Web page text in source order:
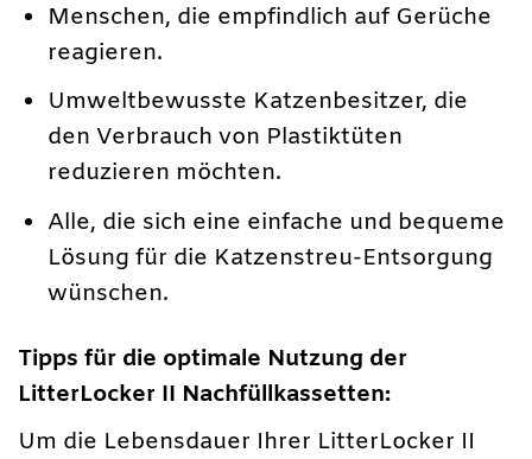
Menschen, die empfindlich auf Gerüche
reagieren.
Umweltbewusste Katzenbesitzer, die
den Verbrauch von Plastiktüten
reduzieren möchten.
Alle, die sich eine einfache und bequeme
Lösung für die Katzenstreu-Entsorgung
wünschen.
Tipps für die optimale Nutzung der
LitterLocker II Nachfüllkassetten:
Um die Lebensdauer Ihrer LitterLocker II